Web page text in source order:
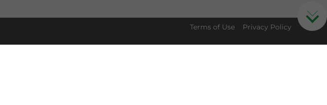
Terms of Use Privacy Policy